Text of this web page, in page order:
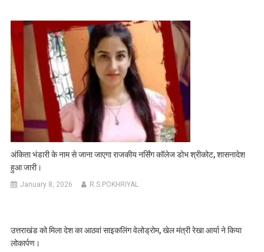
अंकिता भंडारी के नाम से जाना जाएगा राजकीय नर्सिंग कॉलेज डोभ श्रीकोट, शासनादेश
हुआ जारी।
January 8, 2026 R.S.POKHRIYAL
उत्तराखंड को मिला देश का आठवां साइकलिंग वेलोड्रोम, खेल मंत्री रेखा आर्या ने किया
लोकार्पण।